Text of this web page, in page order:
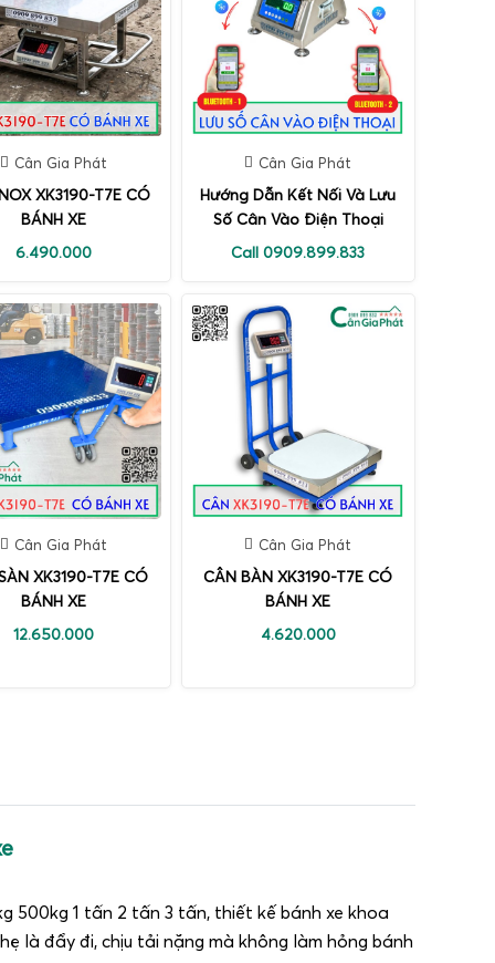
Cân Gia Phát
XK3190-T7E CÓ
BÁNH XE
6.490.000
Cân Gia Phát
Hướng Dẫn Kết Nối Và Lưu
Số Cân Vào Điện Thoại
Call 0909.899.833
Cân Gia Phát
XK3190-T7E CÓ
BÁNH XE
12.650.000
Cân Gia Phát
CÂN BÀN XK3190-T7E CÓ
BÁNH XE
4.620.000
500kg 1 tấn 2 tấn 3 tấn, thiết kế bánh xe khoa
là đẩy đi, chịu tải nặng mà không làm hỏng bánh